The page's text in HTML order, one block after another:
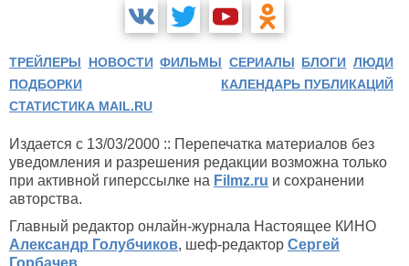
ТРЕЙЛЕРЫ НОВОСТИ ФИЛЬМЫ СЕРИАЛЫ БЛОГИ ЛЮДИ
ПОДБОРКИ
КАЛЕНДАРЬ ПУБЛИКАЦИЙ
СТАТИСТИКА MAIL.RU
Издается с 13/03/2000 :: Перепечатка материалов без
уведомления и разрешения редакции возможна только
при активной гиперссылке на Filmz.ru и сохранении
авторства.
Главный редактор онлайн-журнала Настоящее КИНО
Александр Голубчиков, шеф-редактор Сергей
Горбачев